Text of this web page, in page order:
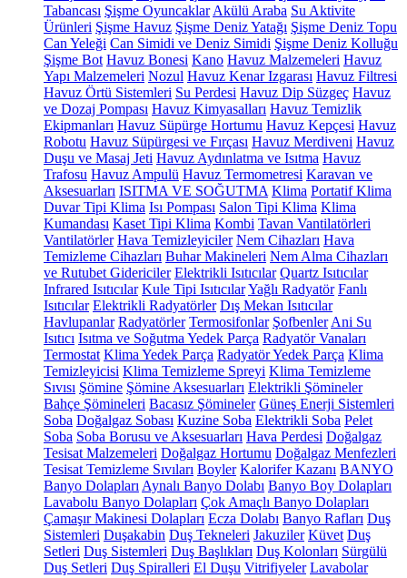
Tabancası Şişme Oyuncaklar Akülü Araba Su Aktivite
Ürünleri Şişme Havuz Şişme Deniz Yatağı Şişme Deniz Topu
Can Yeleği Can Simidi ve Deniz Simidi Şişme Deniz Kolluğu
Şişme Bot Havuz Bonesi Kano Havuz Malzemeleri Havuz
Yapı Malzemeleri Nozul Havuz Kenar Izgarası Havuz Filtresi
Havuz Örtü Sistemleri Su Perdesi Havuz Dip Süzgeç Havuz
ve Dozaj Pompası Havuz Kimyasalları Havuz Temizlik
Ekipmanları Havuz Süpürge Hortumu Havuz Kepçesi Havuz
Robotu Havuz Süpürgesi ve Fırçası Havuz Merdiveni Havuz
Duşu ve Masaj Jeti Havuz Aydınlatma ve Isıtma Havuz
Trafosu Havuz Ampulü Havuz Termometresi Karavan ve
Aksesuarları ISITMA VE SOĞUTMA Klima Portatif Klima
Duvar Tipi Klima Isı Pompası Salon Tipi Klima Klima
Kumandası Kaset Tipi Klima Kombi Tavan Vantilatörleri
Vantilatörler Hava Temizleyiciler Nem Cihazları Hava
Temizleme Cihazları Buhar Makineleri Nem Alma Cihazları
ve Rutubet Gidericiler Elektrikli Isıtıcılar Quartz Isıtıcılar
Infrared Isıtıcılar Kule Tipi IsıtıcılarYağlı Radyatör Fanlı
Isıtıcılar Elektrikli Radyatörler Dış Mekan Isıtıcılar
Havlupanlar Radyatörler Termosifonlar Şofbenler Ani Su
Isıtıcı Isıtma ve Soğutma Yedek Parça Radyatör Vanaları
Termostat Klima Yedek Parça Radyatör Yedek Parça Klima
Temizleyicisi Klima Temizleme Spreyi Klima Temizleme
Sıvısı Şömine Şömine Aksesuarları Elektrikli Şömineler
Bahçe Şömineleri Bacasız Şömineler Güneş Enerji Sistemleri
Soba Doğalgaz Sobası Kuzine Soba Elektrikli Soba Pelet
Soba Soba Borusu ve Aksesuarları Hava Perdesi Doğalgaz
Tesisat Malzemeleri Doğalgaz Hortumu Doğalgaz Menfezleri
Tesisat Temizleme Sıvıları Boyler Kalorifer Kazanı BANYO
Banyo Dolapları Aynalı Banyo Dolabı Banyo Boy Dolapları
Lavabolu Banyo Dolapları Çok Amaçlı Banyo Dolapları
Çamaşır Makinesi Dolapları Ecza Dolabı Banyo Rafları Duş
Sistemleri Duşakabin Duş Tekneleri Jakuziler Küvet Duş
Setleri Duş Sistemleri Duş Başlıkları Duş Kolonları Sürgülü
Duş Setleri Duş Spiralleri El Duşu Vitrifiyeler Lavabolar